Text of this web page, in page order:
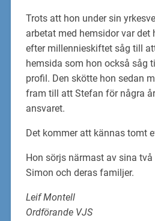
Trots att hon under sin
arbetat med hemsidor var det
efter millennieskiftet såg till
hemsida som hon också såg
profil. Den skötte hon sedan
fram till att Stefan för några
ansvaret.
Det kommer att kännas tomt
Hon sörjs närmast av sina
Simon och deras familjer.
Leif Montell
Ordförande VJS